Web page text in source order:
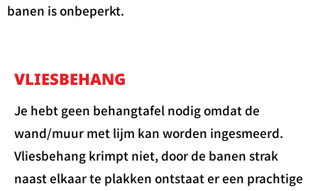
banen is onbeperkt.
VLIESBEHANG
Je hebt geen behangtafel nodig omdat de
wand/muur met lijm kan worden ingesmeerd.
Vliesbehang krimpt niet, door de banen strak
naast elkaar te plakken ontstaat er een prachtige